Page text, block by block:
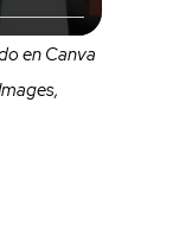
en Canva